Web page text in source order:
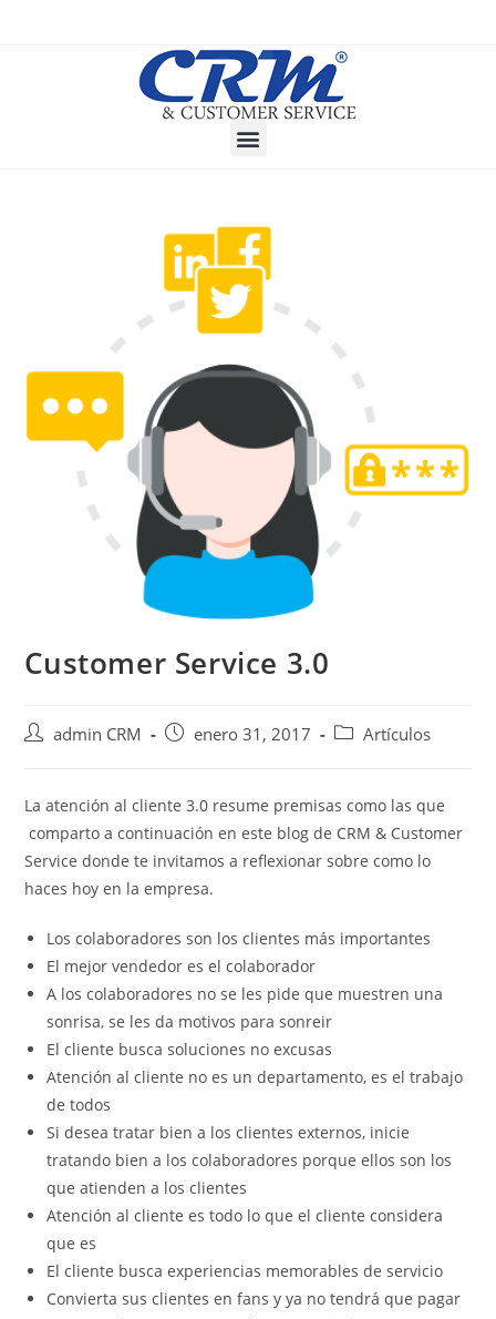
Customer Service 3.0
admin CRM enero 31, 2017 Artículos
La atención al cliente 3.0 resume premisas como las que
comparto a continuación en este blog de CRM & Customer
Service donde te invitamos a reflexionar sobre como lo
haces hoy en la empresa.
Los colaboradores son los clientes más importantes
El mejor vendedor es el colaborador
A los colaboradores no se les pide que muestren una
sonrisa, se les da motivos para sonreir
El cliente busca soluciones no excusas
Atención al cliente no es un departamento, es el trabajo
de todos
Si desea tratar bien a los clientes externos, inicie
tratando bien a los colaboradores porque ellos son los
que atienden a los clientes
Atención al cliente es todo lo que el cliente considera
que es
El cliente busca experiencias memorables de servicio
Convierta sus clientes en fans y ya no tendrá que pagar